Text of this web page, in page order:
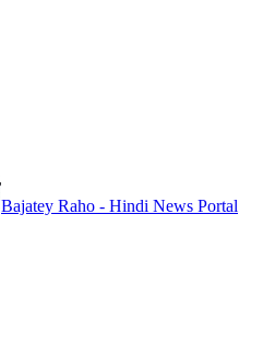
Bajatey Raho - Hindi News Portal